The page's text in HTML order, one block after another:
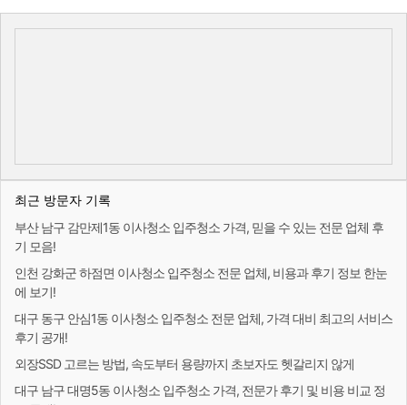
최근 방문자 기록
부산 남구 감만제1동 이사청소 입주청소 가격, 믿을 수 있는 전문 업체 후
기 모음!
인천 강화군 하점면 이사청소 입주청소 전문 업체, 비용과 후기 정보 한눈
에 보기!
대구 동구 안심1동 이사청소 입주청소 전문 업체, 가격 대비 최고의 서비스
후기 공개!
외장SSD 고르는 방법, 속도부터 용량까지 초보자도 헷갈리지 않게
대구 남구 대명5동 이사청소 입주청소 가격, 전문가 후기 및 비용 비교 정